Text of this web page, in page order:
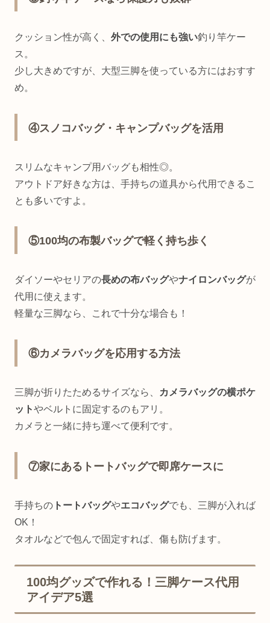
クッション性が高く、 外での使用にも強い釣り竿ケー
ス。
少し大きめですが、大型三脚を使っている方にはおすす
め。
④スノコバッグ・キャンプバッグを活用
スリムなキャンプ用バッグも相性◎。
アウトドア好きな方は、手持ちの道具から代用できるこ
とも多いですよ。
⑤100均の布製バッグで軽く持ち歩く
ダイソーやセリアの長めの布バッグやナイロンバッグが
代用に使えます。
軽量な三脚なら、これで十分な場合も！
⑥カメラバッグを応用する方法
三脚が折りたためるサイズなら、
カメラバッグの横ポケ
ットやベルトに固定するのもアリ。
カメラと一緒に持ち運べて便利です。
⑦家にあるトートバッグで即席ケースに
手持ちの トートバッグやエコバッグでも、三脚が入れば
OK！
タオルなどで包んで固定すれば、傷も防げます。
100均グッズで作れる！三脚ケース代用
アイデア5選